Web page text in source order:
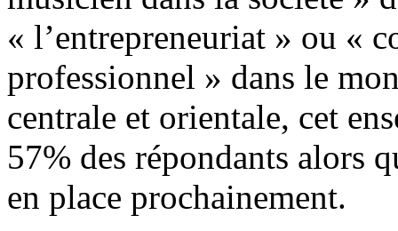
« l’entrepreneuriat » ou «
professionnel » dans le
centrale et orientale, cet
57% des répondants alors
en place prochainement.